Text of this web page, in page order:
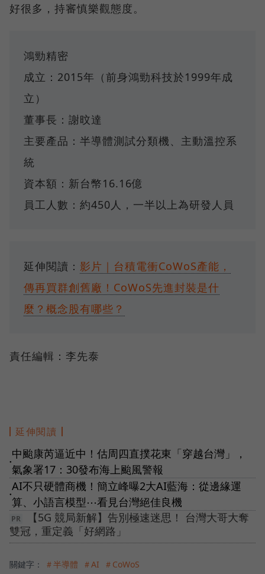
好很多，持審慎樂觀態度。
鴻勁精密
成立：2015年（前身鴻勁科技於1999年成
立）
董事長：謝旼達
主要產品：半導體測試分類機、主動溫控系
統
資本額：新台幣16.16億
員工人數：約450人，一半以上為研發人員
延伸閱讀： 影片｜台積電衝CoWoS產能，
傳再買群創舊廠！CoWoS先進封裝是什
麼？概念股有哪些？
責任編輯：李先泰
延伸閱讀
●
中颱康芮逼近中！估周四直撲花東「穿越台灣」，
氣象署17：30發布海上颱風警報
●
AI不只硬體商機！簡立峰曝2大AI藍海：從邊緣運
算、小語言模型⋯看見台灣絕佳良機
【5G 競局新解】告別極速迷思！ 台灣大哥大奪
雙冠，重定義「好網路」
關鍵字： ＃半導體 ＃AI ＃CoWoS